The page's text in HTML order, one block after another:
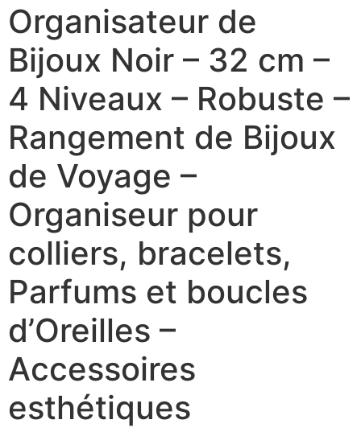
Organisateur de
Bijoux Noir – 32 cm –
4 Niveaux – Robuste –
Rangement de Bijoux
de Voyage –
Organiseur pour
colliers, bracelets,
Parfums et boucles
d’Oreilles –
Accessoires
esthétiques